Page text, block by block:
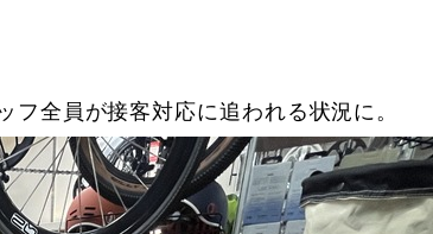
全員が接客対応に追われる状況に。